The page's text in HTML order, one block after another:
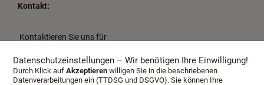
Kontakt:
Kontaktieren Sie uns für
Telefon: +49 (0) 661 90156655
Email:lang@schlafkultur-lang.de
Datenschutzeinstellungen – Wir benötigen Ihre Einwilligung!
Durch Klick aufAkzeptieren willigen Sie in die beschriebenen
Datenverarbeitungen ein (TTDSG und DSGVO). Sie können Ihre